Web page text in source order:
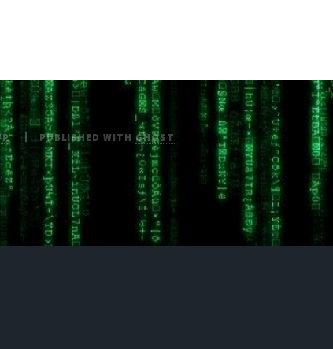
PUBLISHED WITH GHOST